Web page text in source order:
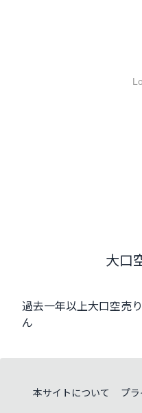
大口
過去一年以上大口空売
ん
本サイトについて プ